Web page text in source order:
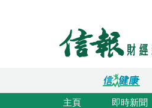
主頁 即時新聞